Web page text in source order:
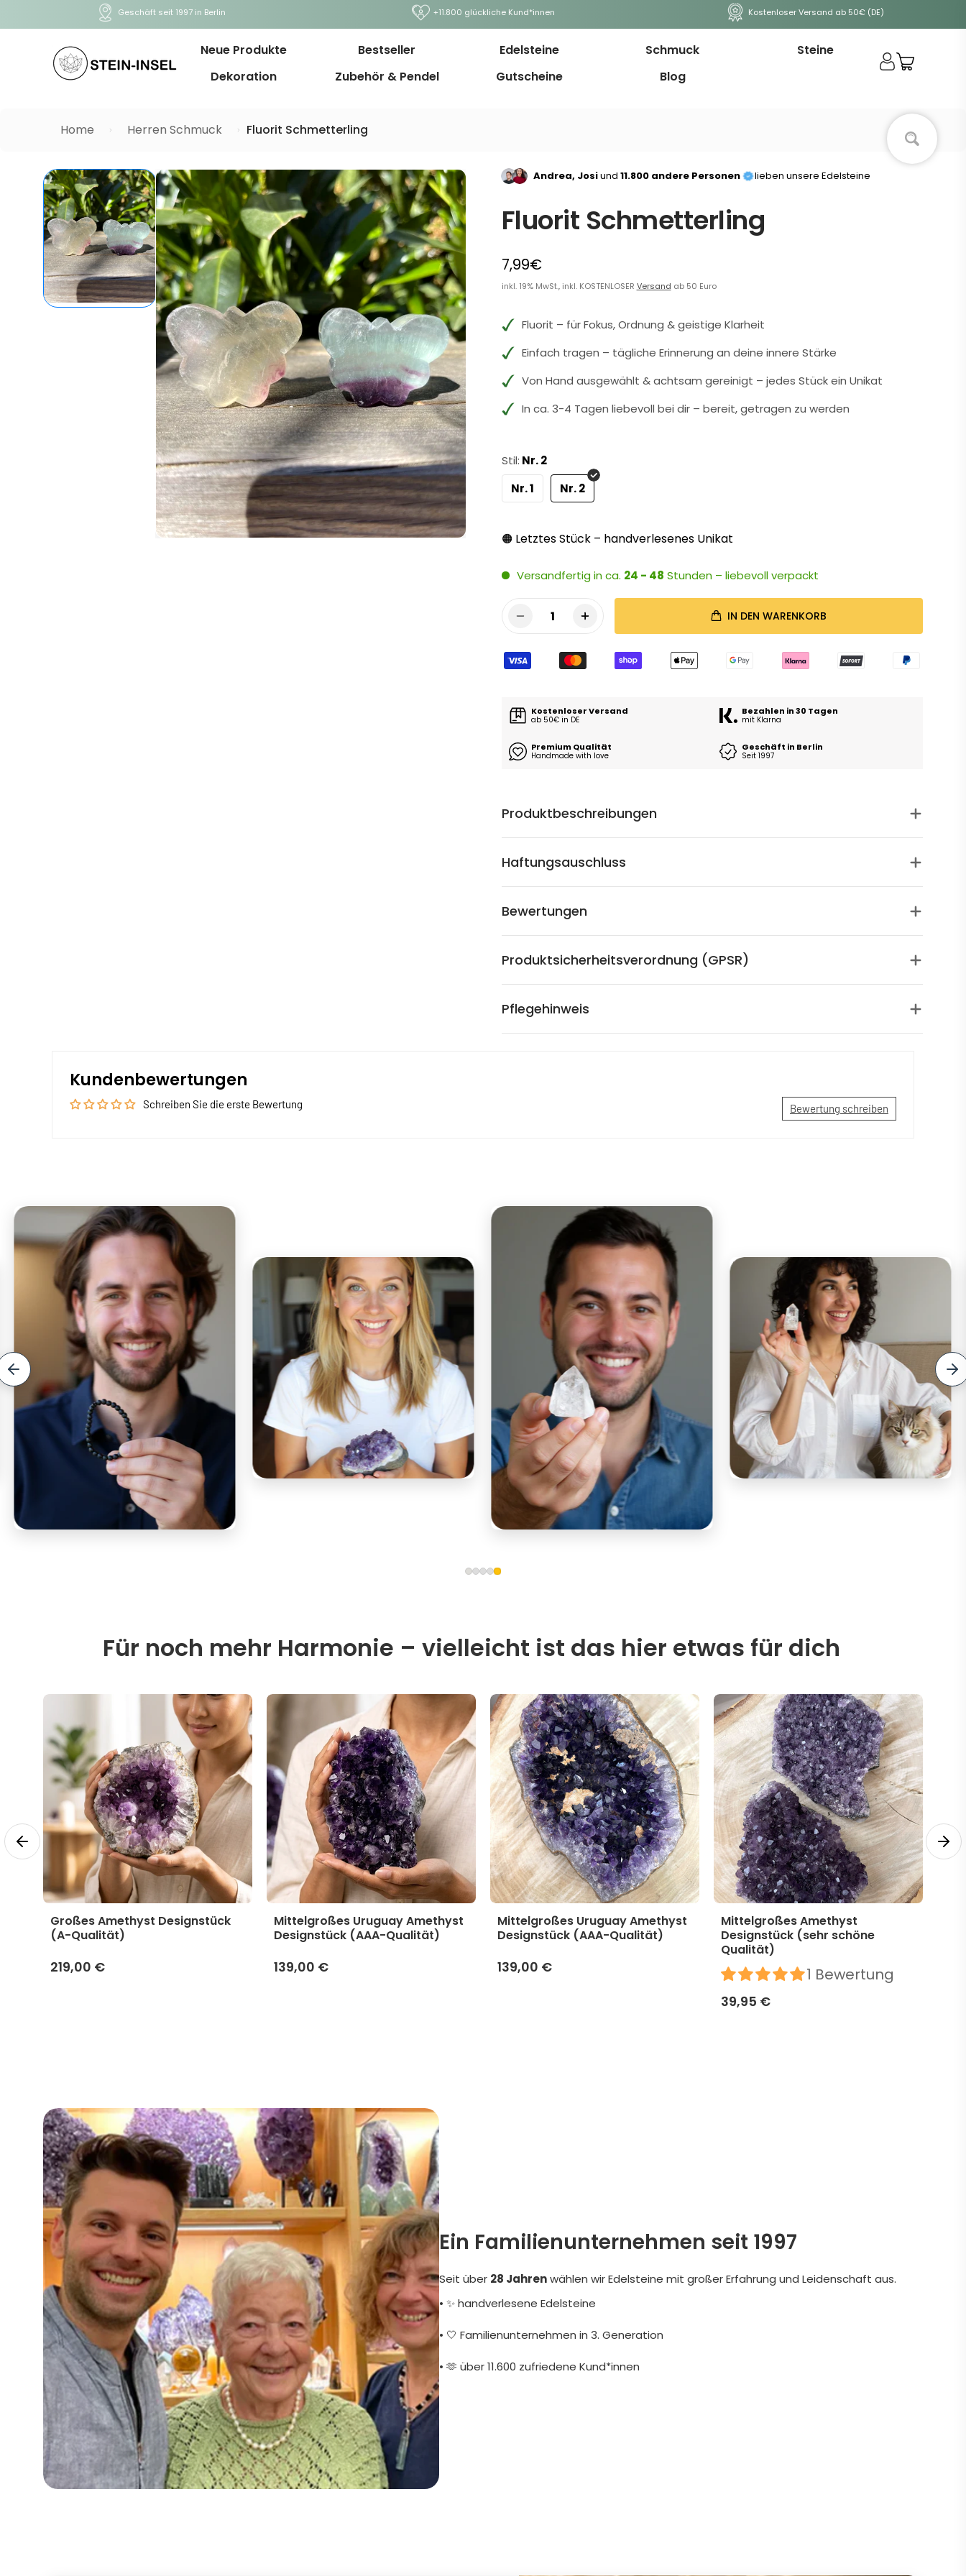
Geschäft seit 1997 in Berlin +11.800 glückliche Kund*innen Kostenloser Versand ab 50€ (DE)
Neue Produkte Bestseller Edelsteine Schmuck
Steine
Dekoration
Zubehör & Pendel Gutscheine Blog
Home Herren Schmuck Fluorit Schmetterling
Andrea, Josiund 11.800 andere Personen lieben unsere Edelsteine
Fluorit Schmetterling
7,99€
inkl. 19% MwSt., inkl. KOSTENLOSER Versand ab 50 Euro
Fluorit – für Fokus, Ordnung & geistige Klarheit
Einfach tragen – tägliche Erinnerung an deine innere Stärke
Von Hand ausgewählt & achtsam gereinigt – jedes Stück ein Unikat
In ca. 3-4 Tagen liebevoll bei dir – bereit, getragen zu werden
Stil: Nr. 2
Nr. 1
Nr. 2
🟠Letztes Stück – handverlesenes Unikat
Versandfertig in ca. 24 - 48 Stunden – liebevoll verpackt
1 IN DEN WARENKORB
Kostenloser Versand
ab 50€ in DE
Bezahlen in 30 Tagen
mit Klarna
Premium Qualität
Handmade with love
Geschäft in Berlin
Seit 1997
Produktbeschreibungen
Haftungsauschluss
Bewertungen
Produktsicherheitsverordnung (GPSR)
Pflegehinweis
Kundenbewertungen
Schreiben Sie die erste Bewertung Bewertung schreiben
Für noch mehr Harmonie – vielleicht ist das hier etwas für dich
Großes Amethyst Designstück
(A-Qualität)
219,00 €
Mittelgroßes Uruguay Amethyst
Designstück (AAA-Qualität)
139,00 €
Mittelgroßes Uruguay Amethyst
Designstück (AAA-Qualität)
139,00 €
Mittelgroßes Amethyst
Designstück (sehr schöne
Qualität)
1 Bewertung
39,95 €
Ein Familienunternehmen seit 1997
Seit über 28 Jahrenwählen wir Edelsteine mit großer Erfahrung und Leidenschaft aus.
• ✨ handverlesene Edelsteine
• 🤍 Familienunternehmen in 3. Generation
• 🫶 über 11.600 zufriedene Kund*innen